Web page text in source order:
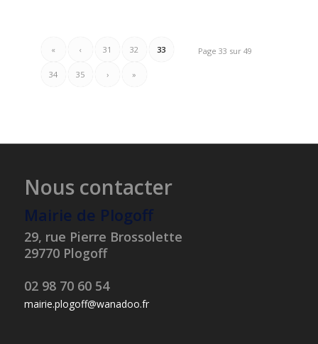
Page 33 sur 49
« ‹ 31 32 33
34 35 › »
Nous contacter
Mairie de Plogoff
29, rue Pierre Brossolette
29770 Plogoff
02 98 70 60 54
mairie.plogoff@wanadoo.fr